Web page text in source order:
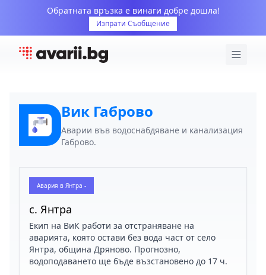
Обратната връзка е винаги добре дошла!
Изпрати Съобщение
Вик Габрово
Аварии във водоснабдяване и канализация
Габрово.
Авария в Янтра -
с. Янтра
Екип на ВиК работи за отстраняване на
аварията, която остави без вода част от село
Янтра, община Дряново. Прогнозно,
водоподаването ще бъде възстановено до 17 ч.